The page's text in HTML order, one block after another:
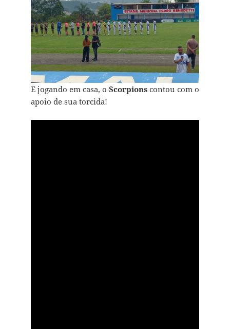
E jogando em casa, o Scorpionscontou com o
apoio de sua torcida!